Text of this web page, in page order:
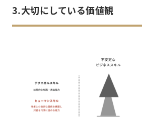
3.大切にしている価値観